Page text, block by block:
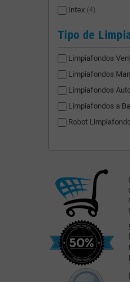
Intex (4)
Tipo de
Limpiafondos
Limpiafondos
Limpiafondos
Limpiafondos a
Robot